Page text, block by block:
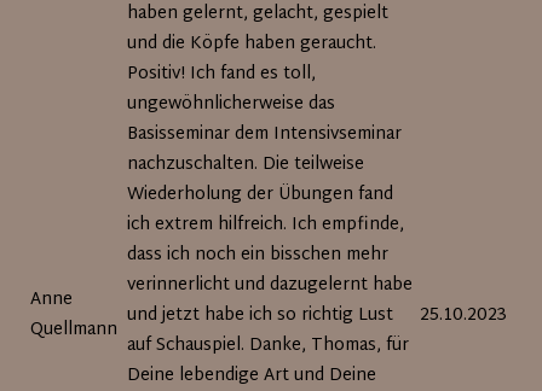
Anne
Quellmann
haben gelernt, gelacht, gespielt
und die Köpfe haben geraucht.
Positiv! Ich fand es toll,
ungewöhnlicherweise das
Basisseminar dem Intensivseminar
nachzuschalten. Die teilweise
Wiederholung der Übungen fand
ich extrem hilfreich. Ich empfinde,
dass ich noch ein bisschen mehr
verinnerlicht und dazugelernt habe
und jetzt habe ich so richtig Lust
auf Schauspiel. Danke, Thomas, für
Deine lebendige Art und Deine
25.10.2023